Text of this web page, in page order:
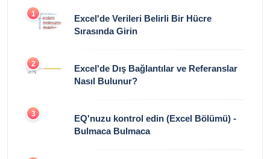
1
Excel'de Verileri Belirli Bir Hücre
Sırasında Girin
2
Excel'de Dış Bağlantılar ve Referanslar
Nasıl Bulunur?
3
EQ'nuzu kontrol edin (Excel Bölümü) -
Bulmaca Bulmaca